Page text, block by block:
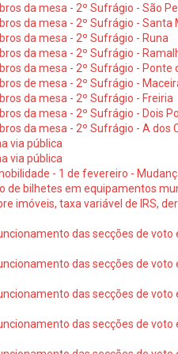
da mesa - 2º Sufrágio - São
da mesa - 2º Sufrágio - Santa
da mesa - 2º Sufrágio - Runa
da mesa - 2º Sufrágio -
da mesa - 2º Sufrágio - Ponte
de mesa - 2º Sufrágio -
da mesa - 2º Sufrágio - Freiria
da mesa - 2º Sufrágio - Dois
da mesa - 2º Sufrágio - A dos
via pública
via pública
- 1 de fevereiro -
de bilhetes em equipamentos
imóveis, taxa variável de IRS,
das secções de
das secções de
das secções de
das secções de